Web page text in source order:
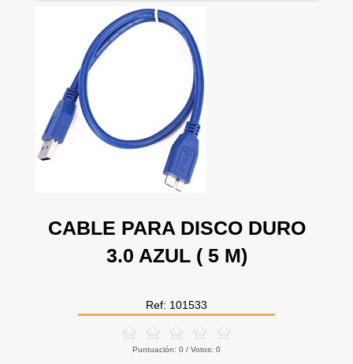
CABLE PARA DISCO DURO
3.0 AZUL ( 5 M)
Ref: 101533
Puntuación: 0 / Votos: 0